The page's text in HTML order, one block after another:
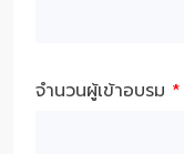
จำนวนผู้เข้าอบรม *